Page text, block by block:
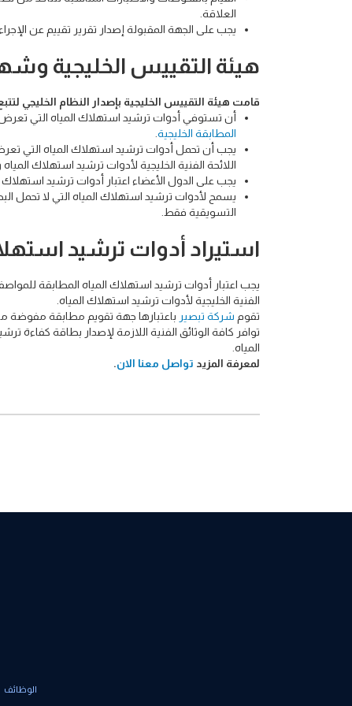
العلاقة.
يجب على الجهة المقبولة إصدار تقرير تقييم عن
هيئة التقييس الخليجية
قامت هيئة التقييس الخليجية بإصدار النظام الخليجي
أن تستوفي أدوات ترشيد استهلاك المياه التي تعرض
المطابقة الخليجية
يجب أن تحمل أدوات ترشيد استهلاك المياه التي
اللائحة الفنية الخليجية لأدوات ترشيد استهلاك
يجب على الدول الأعضاء اعتبار أدوات ترشيد استهلاك
يسمح لأدوات ترشيد استهلاك المياه التي لا تحمل
التسويقية فقط.
استيراد أدوات ترشيد
يجب اعتبار أدوات ترشيد استهلاك المياه المطابقة
الفنية الخليجية لأدوات ترشيد استهلاك المياه.
تقوم شركة تبصير باعتبارها جهة تقويم مطابقة مفوضة من
توافر كافة الوثائق الفنية اللازمة لإصدار بطاقة كفاءة
المياه.
لمعرفة المزيد تواصل معنا الان.
الوظائف